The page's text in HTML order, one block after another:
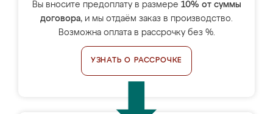
Вы вносите предоплату в размере 10% от суммы
договора, и мы отдаём заказ в производство.
Возможна оплата в рассрочку без %.
УЗНАТЬ О РАССРОЧКЕ